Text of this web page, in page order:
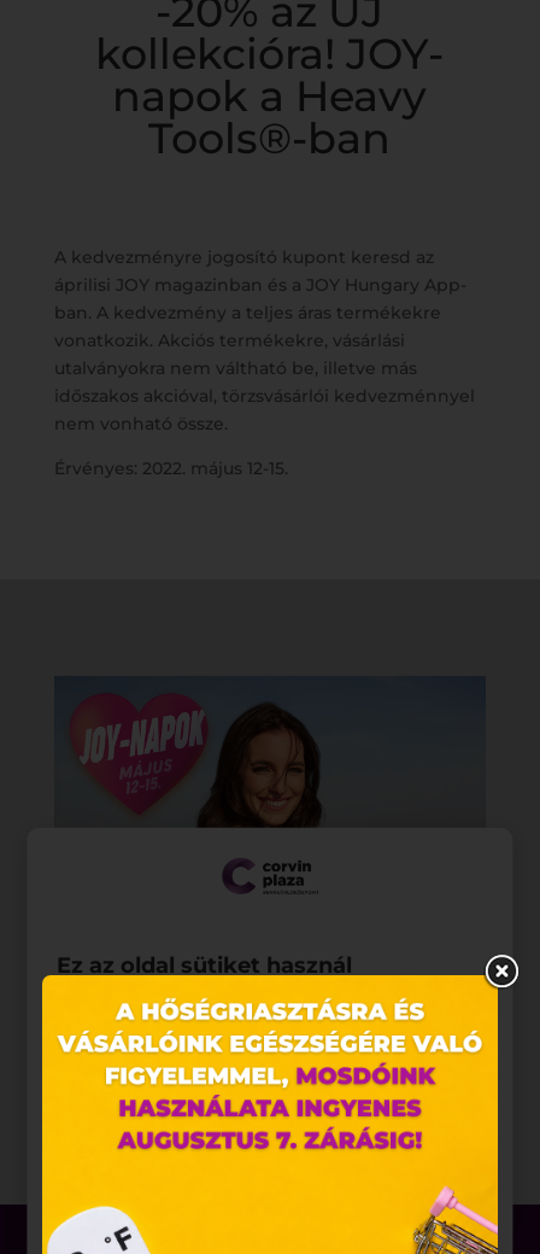
-20% az ÚJ
kollekcióra! JOY-
napok a Heavy
Tools®-ban
A kedvezményre jogosító kupont keresd az
áprilisi JOY magazinban és a JOY Hungary App-
ban. A kedvezmény a teljes áras termékekre
vonatkozik. Akciós termékekre, vásárlási
utalványokra nem váltható be, illetve más
időszakos akcióval, törzsvásárlói kedvezménnyel
nem vonható össze.
Érvényes: 2022. május 12-15.
Ez az oldal sütiket használ
Weboldalunkon „cookie"-kat (továbbiakban „süti")
alkalmazunk. Ezek olyan fájlok, melyek információt
tárolnak webes böngészőjében. Ehhez az Ön
hozzájárulása szükséges.
A „sütiket" az elektronikus hírközlésről szóló 2003.
összefüggő szolgáltatások egyes kérdéseiről szóló
2001. évi CVIII. törvény, valamint az Európai Unió